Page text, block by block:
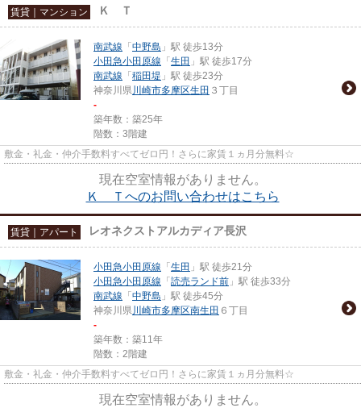
賃貸｜マンション Ｋ Ｔ
南武線 「 中野島 」駅 徒歩13分
小田急小田原線 「 生田 」駅 徒歩17分
南武線 「 稲田堤 」駅 徒歩23分
神奈川県川崎市多摩区生田 ３丁目
-
築年数：築25年
階数：3階建
敷金・礼金・仲介手数料すべてゼロ円！さらに家賃１ヵ月分無料☆
現在空室情報がありません。
Ｋ Ｔへのお問い合わせはこちら
賃貸｜アパート レオネクストアルカディア長沢
小田急小田原線 「 生田 」駅 徒歩21分
小田急小田原線 「 読売ランド前 」駅 徒歩33分
南武線 「 中野島 」駅 徒歩45分
神奈川県川崎市多摩区南生田 ６丁目
-
築年数：築11年
階数：2階建
敷金・礼金・仲介手数料すべてゼロ円！さらに家賃１ヵ月分無料☆
現在空室情報がありません。